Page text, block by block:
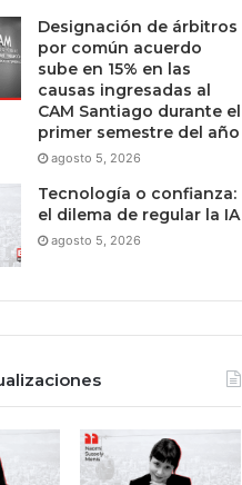
Designación de árbitros
por común acuerdo
sube en 15% en las
causas ingresadas al
CAM Santiago durante el
primer semestre del año
agosto 5, 2026
Tecnología o confianza:
el dilema de regular la IA
agosto 5, 2026